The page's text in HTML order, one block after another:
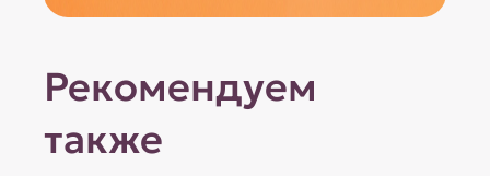
Рекомендуем
также